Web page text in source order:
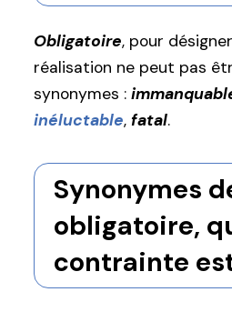
Obligatoire, pour
réalisation ne peut pas
synonymes :
inéluctable, fatal.
Synonymes
obligatoire,
contrainte